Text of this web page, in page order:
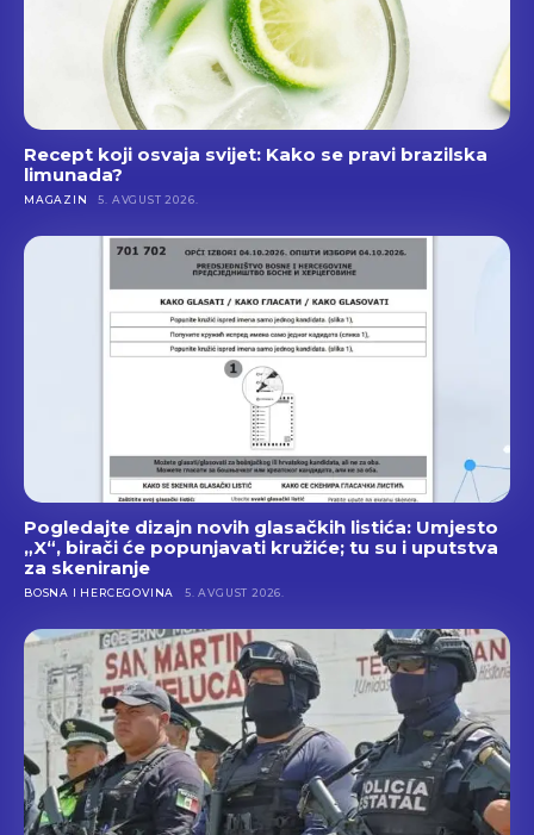
Recept koji osvaja svijet: Kako se pravi brazilska
limunada?
MAGAZIN 5. AVGUST 2026.
Pogledajte dizajn novih glasačkih listića: Umjesto
„X“, birači će popunjavati kružiće; tu su i uputstva
za skeniranje
BOSNA I HERCEGOVINA 5. AVGUST 2026.